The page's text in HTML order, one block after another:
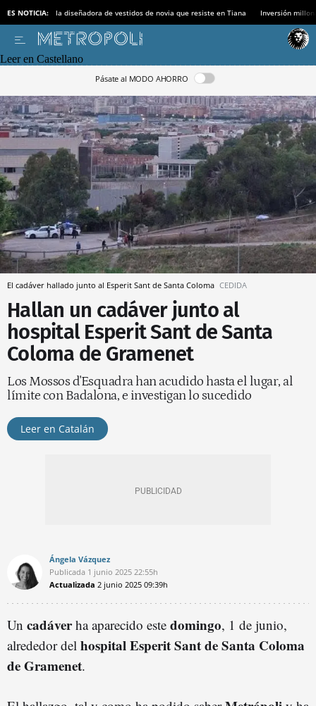
ES NOTICIA: la diseñadora de vestidos de novia que resiste en Tiana Inversión
Leer en Castellano
Pásate al MODO AHORRO
El cadáver hallado junto al Esperit Sant de Santa Coloma CEDIDA
Hallan un cadáver junto al
hospital Esperit Sant de Santa
Coloma de Gramenet
Los Mossos d'Esquadra han acudido hasta el lugar, al
límite con Badalona, e investigan lo sucedido
Leer en Catalán
Ángela Vázquez
Publicada 1 junio 2025 22:55h
Actualizada 2 junio 2025 09:39h
Un cadáverha aparecido este domingo, 1 de junio,
alrededor del hospital Esperit Sant deSanta Coloma
de Gramenet.